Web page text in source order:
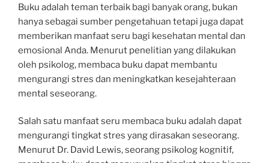
Buku adalah teman terbaik bagi banyak orang, bukan
hanya sebagai sumber pengetahuan tetapi juga dapat
memberikan manfaat seru bagi kesehatan mental dan
emosional Anda. Menurut penelitian yang dilakukan
oleh psikolog, membaca buku dapat membantu
mengurangi stres dan meningkatkan kesejahteraan
mental seseorang.
Salah satu manfaat seru membaca buku adalah dapat
mengurangi tingkat stres yang dirasakan seseorang.
Menurut Dr. David Lewis, seorang psikolog kognitif,